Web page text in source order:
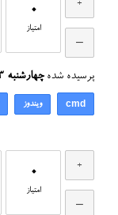
0
امتیاز
پرسیده شده چهارشنبه ۲۳ مهر ۱۳۹۳
cmd ویندوز
0
امتیاز